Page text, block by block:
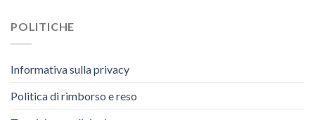
POLITICHE
Informativa sulla privacy
Politica di rimborso e reso